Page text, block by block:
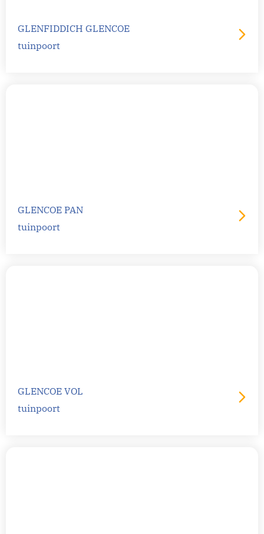
GLENFIDDICH GLENCOE
tuinpoort
GLENCOE PAN
tuinpoort
GLENCOE VOL
tuinpoort